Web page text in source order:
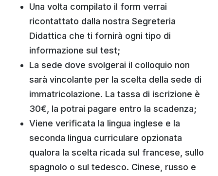
Una volta compilato il form verrai
ricontattato dalla nostra Segreteria
Didattica che ti fornirà ogni tipo di
informazione sul test;
La sede dove svolgerai il colloquio non
sarà vincolante per la scelta della sede di
immatricolazione. La tassa di iscrizione è
30€, la potrai pagare entro la scadenza;
Viene verificata la lingua inglese e la
seconda lingua curriculare opzionata
qualora la scelta ricada sul francese, sullo
spagnolo o sul tedesco. Cinese, russo e